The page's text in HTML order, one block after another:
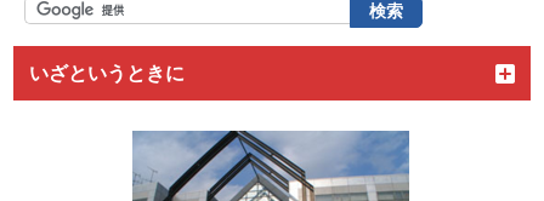
いざというときに